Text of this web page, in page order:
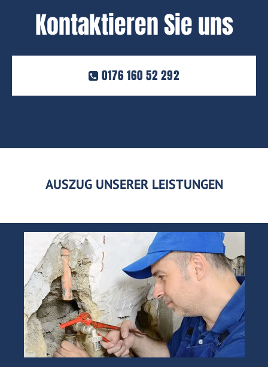
Kontaktieren Sie uns
0176 160 52 292
AUSZUG UNSERER LEISTUNGEN